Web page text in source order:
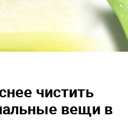
чистить
вещи в